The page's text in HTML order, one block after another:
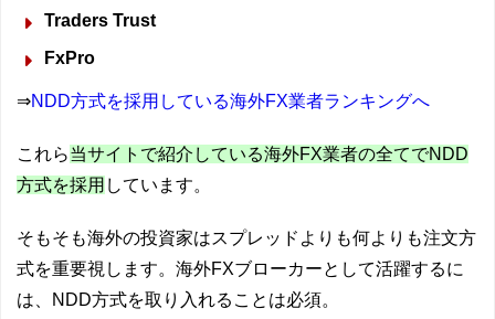
Traders Trust
FxPro
⇒NDD方式を採用している海外FX業者ランキングへ
これら当サイトで紹介している海外FX業者の全てでNDD
方式を採用 しています。
そもそも海外の投資家はスプレッドよりも何よりも注文方
式を重要視します。海外FXブローカーとして活躍するに
は、NDD方式を取り入れることは必須。